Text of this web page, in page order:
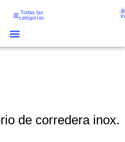
Todas las
categorías
0
de corredera inox.